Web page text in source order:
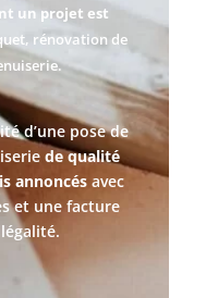
un projet est
rénovation de
d’une pose de
de qualité
annoncésavec
et une facture